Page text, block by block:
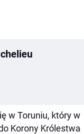
w Toruniu, który w
Korony Królestwa